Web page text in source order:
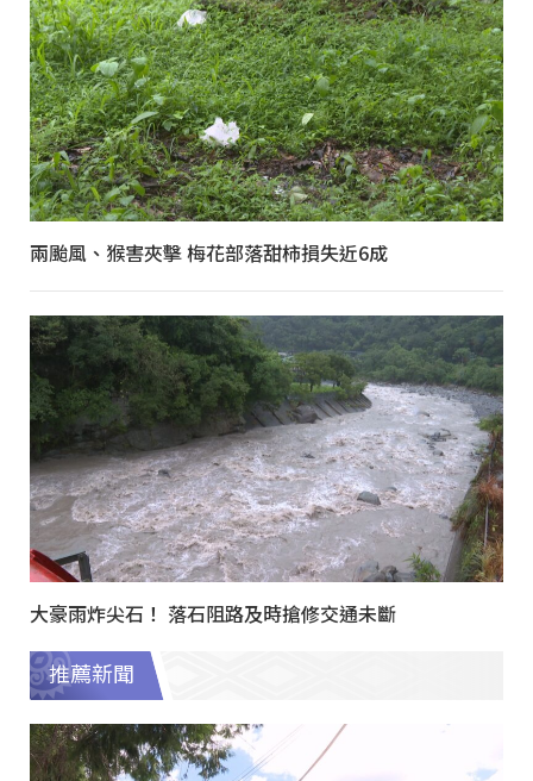
兩颱風、猴害夾擊 梅花部落甜柿損失近6成
大豪雨炸尖石！ 落石阻路及時搶修交通未斷
推薦新聞